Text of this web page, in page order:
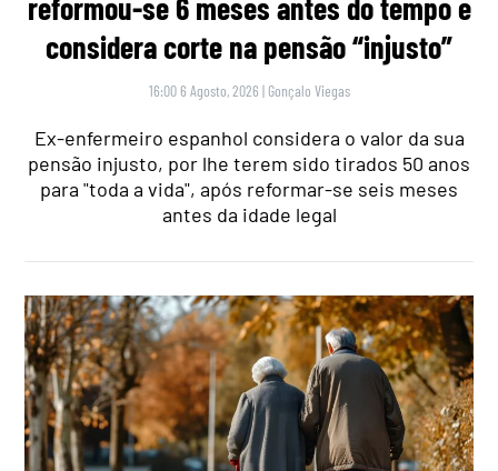
reformou-se 6 meses antes do tempo e
considera corte na pensão “injusto”
16:00 6 Agosto, 2026 | Gonçalo Viegas
Ex-enfermeiro espanhol considera o valor da sua
pensão injusto, por lhe terem sido tirados 50 anos
para "toda a vida", após reformar-se seis meses
antes da idade legal